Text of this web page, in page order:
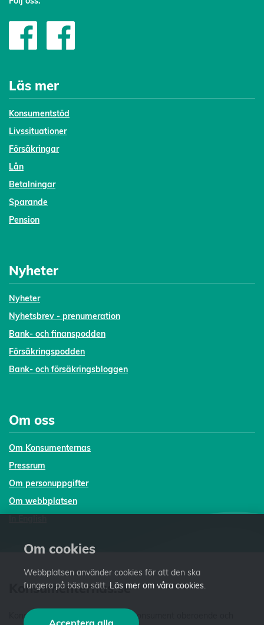
Läs mer
Konsumentstöd
Livssituationer
Försäkringar
Lån
Betalningar
Sparande
Pension
Nyheter
Nyheter
Nyhetsbrev - prenumeration
Bank- och finanspodden
Försäkringspodden
Bank- och försäkringsbloggen
Om oss
Om Konsumenternas
Pressrum
Om personuppgifter
Om webbplatsen
Konsumenternas.se
Konsumenternas.se ger dig som konsument oberoende och
Om cookies
Webbplatsen använder cookies för att den ska
fungera på bästa sätt. Läs mer om våra cookies.
Acceptera alla